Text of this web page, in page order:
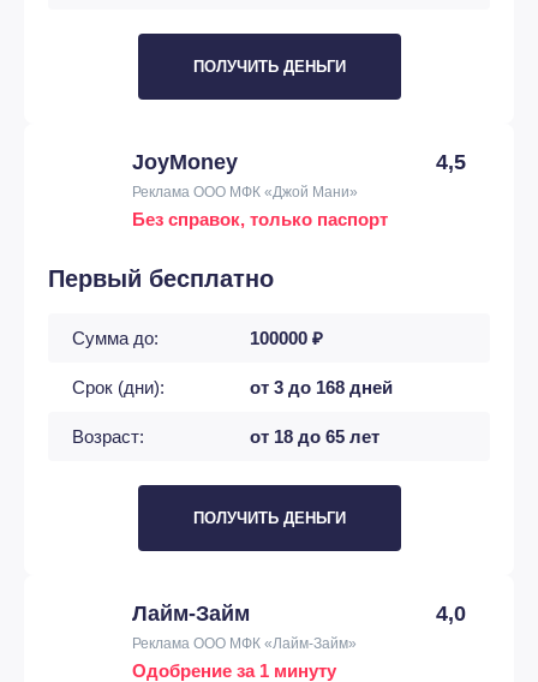
ПОЛУЧИТЬ ДЕНЬГИ
JoyMoney 4,5
Реклама ООО МФК «Джой Мани»
Без справок, только паспорт
Первый бесплатно
Сумма до: 100000 ₽
Срок (дни): от 3 до 168 дней
Возраст: от 18 до 65 лет
ПОЛУЧИТЬ ДЕНЬГИ
Лайм-Займ 4,0
Реклама ООО МФК «Лайм-Займ»
Одобрение за 1 минуту